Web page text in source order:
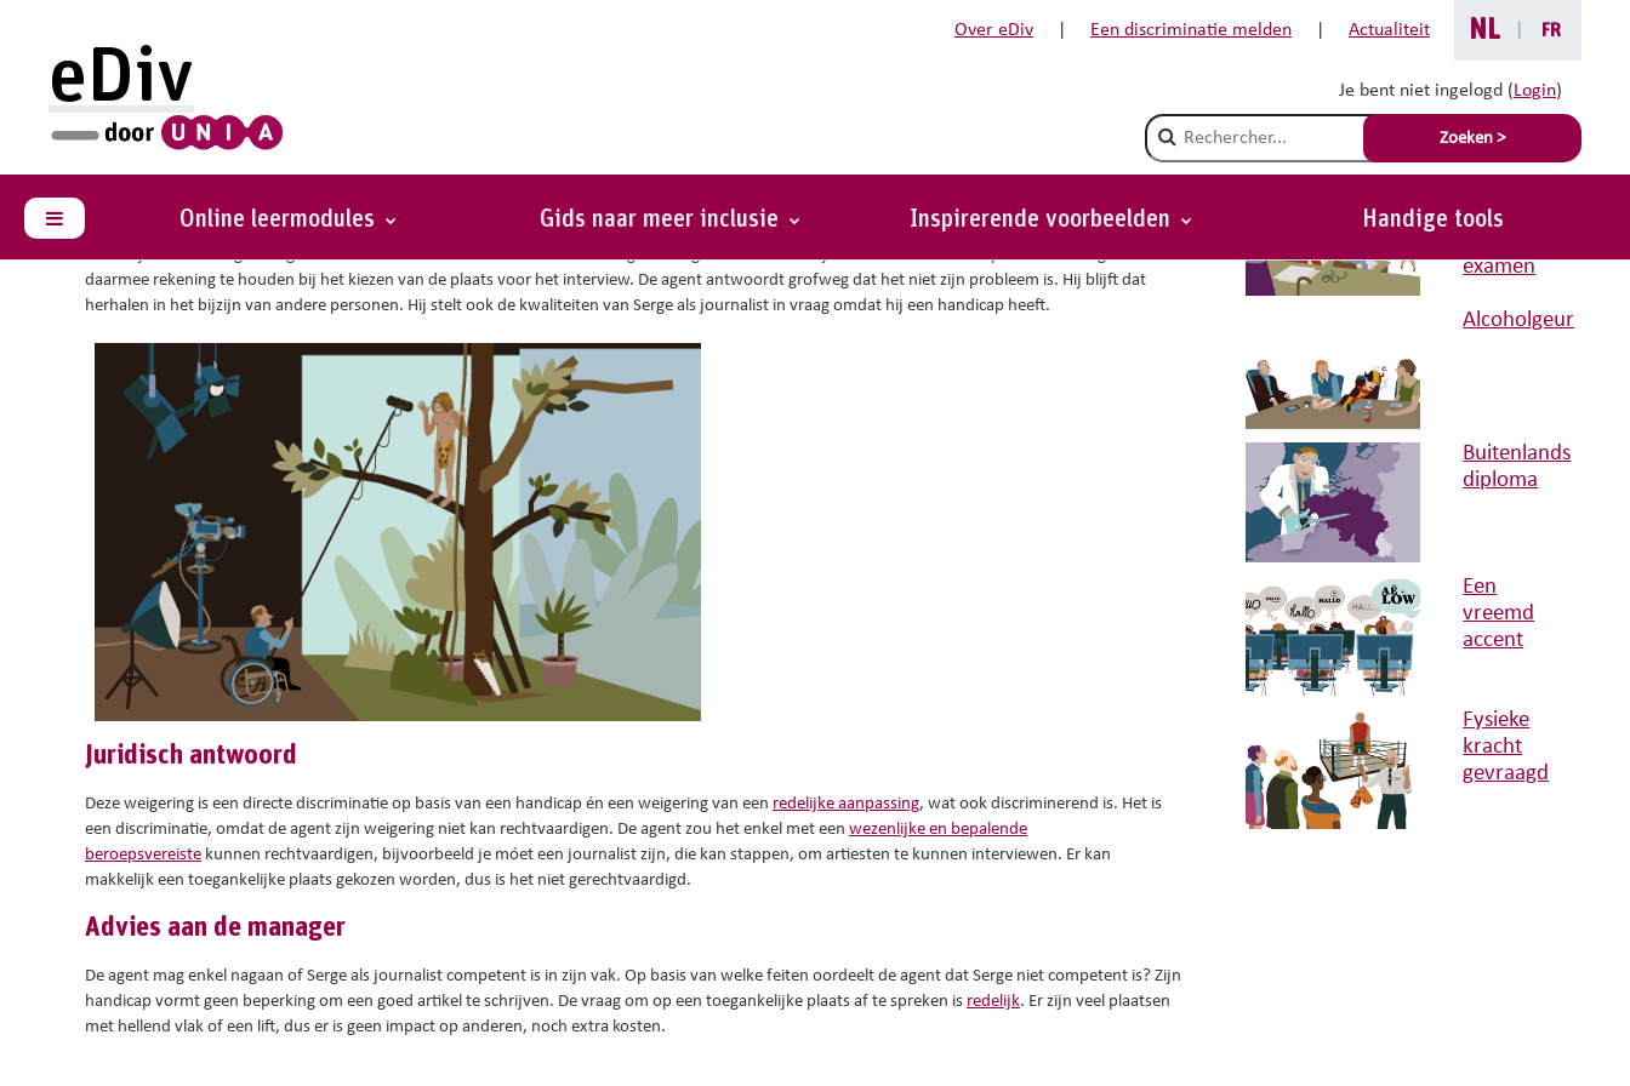
Over eDiv
Een discriminatie melden Actualiteit NL FR
Je bent niet ingelogd (Login)
Champ de recherche
Zoeken >
eDiv
Zijpaneel Online leermodules Gids naar meer inclusie Inspirerende voorbeelden Handige tools
Je bent hier :
Een journalist in een rolstoel
Terug
Muziekjournalist Serge vraagt een interview aan met een artieste via haar agent. Serge vermeldt dat hij zich in een rolstoel verplaatst en vraagt om
daarmee rekening te houden bij het kiezen van de plaats voor het interview. De agent antwoordt grofweg dat het niet zijn probleem is. Hij blijft dat
herhalen in het bijzijn van andere personen. Hij stelt ook de kwaliteiten van Serge als journalist in vraag omdat hij een handicap heeft.
Juridisch antwoord
Deze weigering is een directe discriminatie op basis van een handicap én een weigering van een redelijke aanpassing, wat ook discriminerend is. Het is
een discriminatie, omdat de agent zijn weigering niet kan rechtvaardigen. De agent zou het enkel met een wezenlijke en bepalende
beroepsvereiste kunnen rechtvaardigen, bijvoorbeeld je móet een journalist zijn, die kan stappen, om artiesten te kunnen interviewen. Er kan
makkelijk een toegankelijke plaats gekozen worden, dus is het niet gerechtvaardigd.
Advies aan de manager
De agent mag enkel nagaan of Serge als journalist competent is in zijn vak. Op basis van welke feiten oordeelt de agent dat Serge niet competent is? Zijn
handicap vormt geen beperking om een goed artikel te schrijven. De vraag om op een toegankelijke plaats af te spreken is redelijk. Er zijn veel plaatsen
met hellend vlak of een lift, dus er is geen impact op anderen, noch extra kosten.
Gerelateerde situaties met
tijdens
examen
Alcoholgeur
Buitenlands
diploma
Een
vreemd
accent
Fysieke
kracht
gevraagd